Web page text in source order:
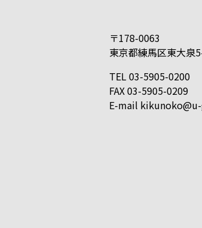
〒178-0063
東京都練馬区東大泉
TEL 03-5905-0200
FAX 03-5905-0209
E-mail